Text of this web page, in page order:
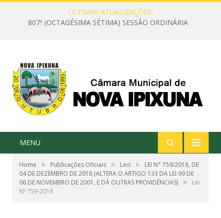
ÚLTIMAS ATUALIZAÇÕES:
807ª (OCTAGÉSIMA SÉTIMA) SESSÃO ORDINÁRIA
MENU
Home » Publicações Oficiais » Leis »
LEI N° 759/2018, DE
04 DE DEZEMBRO DE 2018 (ALTERA O ARTIGO 133 DA LEI 99 DE
06 DE NOVEMBRO DE 2001, E DÁ OUTRAS PROVIDÊNCIAS) »
Lei
Nº 759-2018